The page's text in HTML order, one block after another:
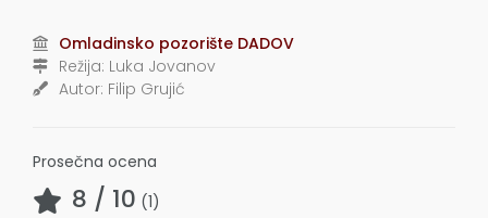
Omladinsko pozorište DADOV
Režija: Luka Jovanov
Autor: Filip Grujić
Prosečna ocena
8 / 10 (1)